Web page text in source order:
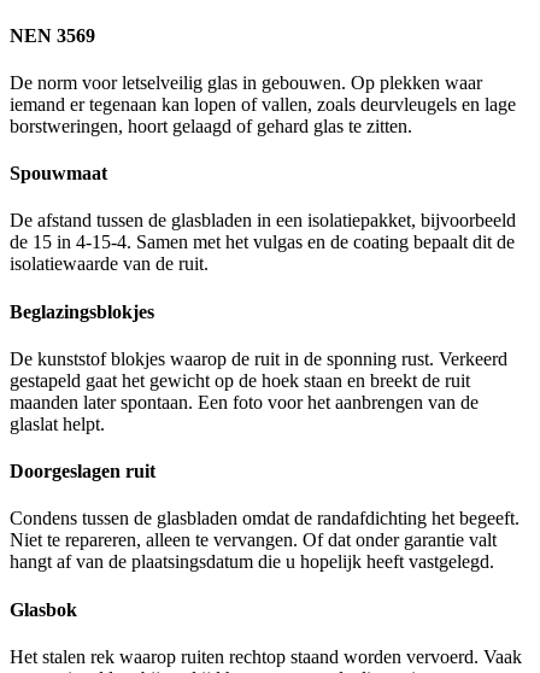
NEN 3569
De norm voor letselveilig glas in gebouwen. Op plekken waar
iemand er tegenaan kan lopen of vallen, zoals deurvleugels en lage
borstweringen, hoort gelaagd of gehard glas te zitten.
Spouwmaat
De afstand tussen de glasbladen in een isolatiepakket, bijvoorbeeld
de 15 in 4-15-4. Samen met het vulgas en de coating bepaalt dit de
isolatiewaarde van de ruit.
Beglazingsblokjes
De kunststof blokjes waarop de ruit in de sponning rust. Verkeerd
gestapeld gaat het gewicht op de hoek staan en breekt de ruit
maanden later spontaan. Een foto voor het aanbrengen van de
glaslat helpt.
Doorgeslagen ruit
Condens tussen de glasbladen omdat de randafdichting het begeeft.
Niet te repareren, alleen te vervangen. Of dat onder garantie valt
hangt af van de plaatsingsdatum die u hopelijk heeft vastgelegd.
Glasbok
Het stalen rek waarop ruiten rechtop staand worden vervoerd. Vaak